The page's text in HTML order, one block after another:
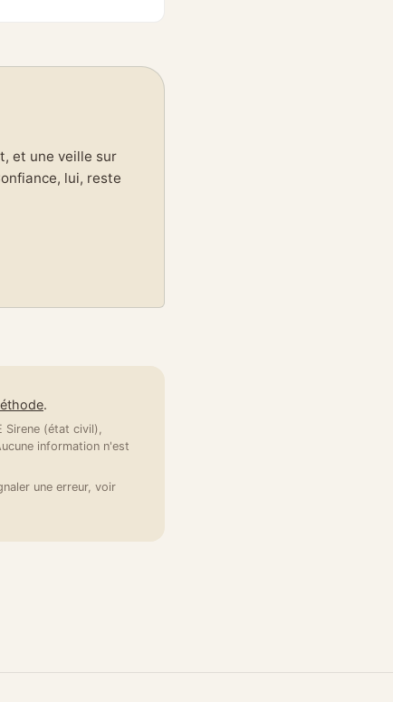
et une veille sur
lui, reste
.
Sirene (état civil),
information n'est
une erreur, voir